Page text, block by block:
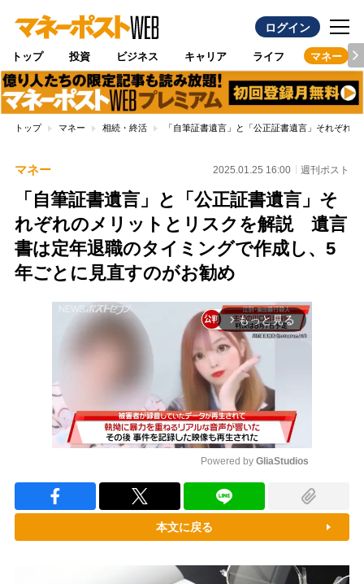
ログイン
トップ 投資 ビジネス キャリア ライフ マネー
トップ マネー 相続・終活 「自筆証書遺言」と「公正証書遺言」それぞれ
マネー 2025.01.25 16:00 週刊ポスト
「自筆証書遺言」と「公正証書遺言」そ
れぞれのメリットとリスクを解説 遺言
書は定年退職のタイミングで作成し、5
年ごとに見直すのがお勧め
arrow_forward_ios もっと見る
Powered by GliaStudios
本文に戻る